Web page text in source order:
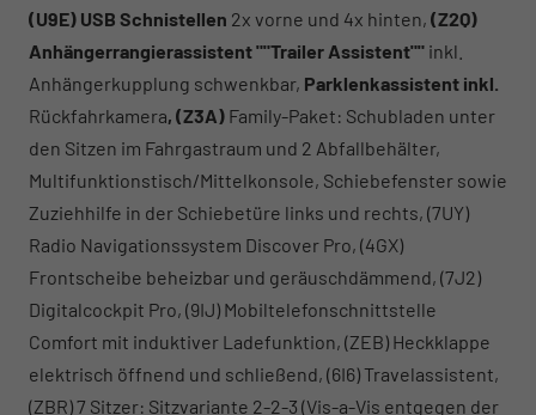
(U9E) USB Schnistellen 2x vorne und 4x hinten, (Z2Q)
Anhängerrangierassistent ""Trailer Assistent"" inkl.
Anhängerkupplung schwenkbar, Parklenkassistent inkl.
Rückfahrkamera, (Z3A) Family-Paket: Schubladen unter
den Sitzen im Fahrgastraum und 2 Abfallbehälter,
Multifunktionstisch/Mittelkonsole, Schiebefenster sowie
Zuziehhilfe in der Schiebetüre links und rechts, (7UY)
Radio Navigationssystem Discover Pro, (4GX)
Frontscheibe beheizbar und geräuschdämmend, (7J2)
Digitalcockpit Pro, (9IJ) Mobiltelefonschnittstelle
Comfort mit induktiver Ladefunktion, (ZEB) Heckklappe
elektrisch öffnend und schließend, (6I6) Travelassistent,
(ZBR) 7 Sitzer: Sitzvariante 2-2-3 (Vis-a-Vis entgegen der